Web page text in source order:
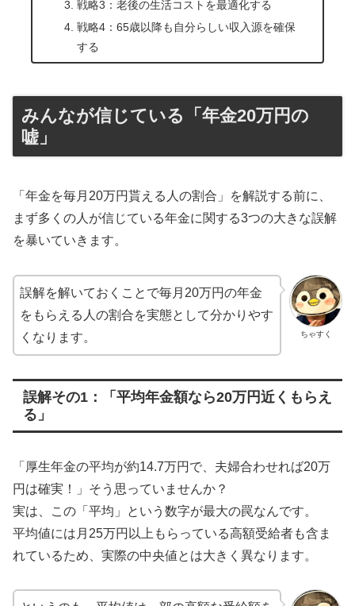
戦略3：老後の生活コストを最適化する
戦略4：65歳以降も自分らしい収入源を確保
する
みんなが信じている「年金20万円の
嘘」
「年金を毎月20万円貰える人の割合」を解説する前に、
まず多くの人が信じている年金に関する3つの大きな誤解
を暴いていきます。
ちゃすく
誤解を解いておくことで毎月20万円の年金
をもらえる人の割合を実態として分かりやす
くなります。
誤解その1：「平均年金額なら20万円近くもらえ
る」
「厚生年金の平均が約14.7万円で、夫婦合わせれば20万
円は確実！」そう思っていませんか？
実は、この「平均」という数字が最大の罠なんです。
平均値には月25万円以上もらっている高額受給者も含ま
れているため、実際の中央値とは大きく異なります。